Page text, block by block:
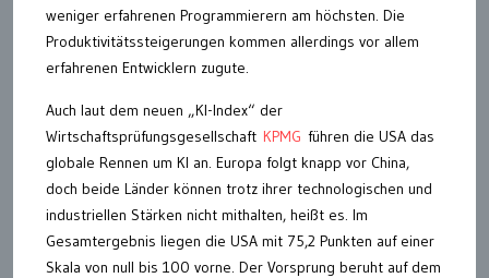
weniger erfahrenen Programmierern am höchsten. Die
Produktivitätssteigerungen kommen allerdings vor allem
erfahrenen Entwicklern zugute.
Auch laut dem neuen „KI-Index“ der
Wirtschaftsprüfungsgesellschaft KPMG führen die USA das
globale Rennen um KI an. Europa folgt knapp vor China,
doch beide Länder können trotz ihrer technologischen und
industriellen Stärken nicht mithalten, heißt es. Im
Gesamtergebnis liegen die USA mit 75,2 Punkten auf einer
Skala von null bis 100 vorne. Der Vorsprung beruht auf dem